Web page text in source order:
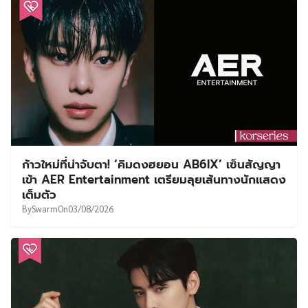
ก้าวใหม่ที่น่าจับตา! ‘คิมดงฮยอน AB6IX’ เซ็นสัญญา
เข้า AER Entertainment เตรียมลุยเส้นทางนักแสดง
เต็มตัว
BySwarmOn03/08/2026